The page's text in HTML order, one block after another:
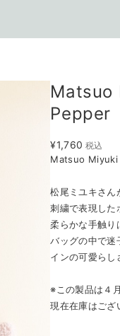
Matsuo
Pepper
¥1,760 税込
Matsuo
松尾ミユキさん
刺繍で表現した
柔らかな手触り
バッグの中で迷
インの可愛らし
※この製品は４
現在在庫はござ